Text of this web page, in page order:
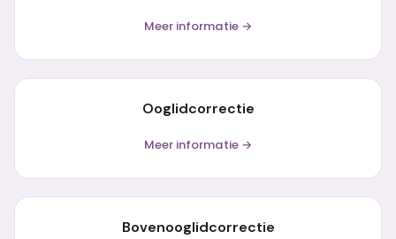
Meer informatie →
Ooglidcorrectie
Meer informatie →
Bovenooglidcorrectie